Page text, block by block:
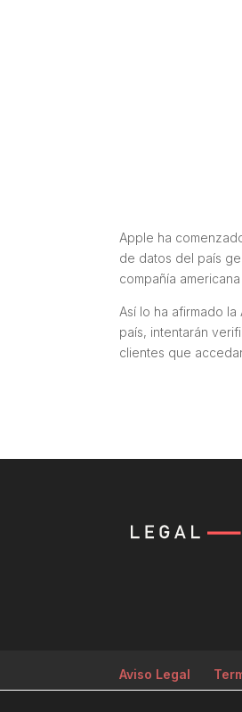
Apple ha
de datos del país
compañía
Así lo ha afirmado
país, intentarán
clientes que
Aviso Legal